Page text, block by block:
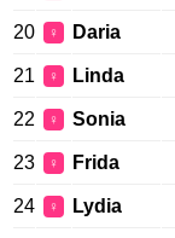
20 ♀ Daria
21 ♀ Linda
22 ♀ Sonia
23 ♀ Frida
24 ♀ Lydia